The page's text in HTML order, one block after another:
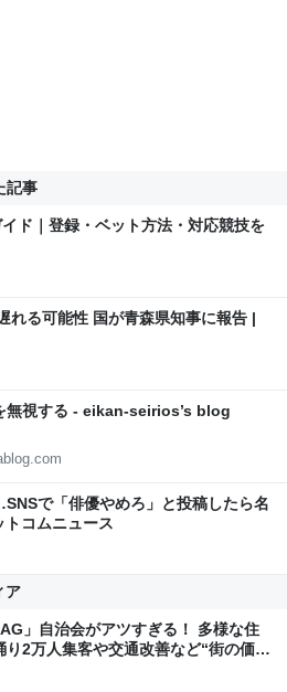
記事
ド｜登録・ベット方法・対応競技を
れる可能性 国が青森県知事に報告 |
無視する - eikan-seirios’s blog
で「俳優やめろ」と投稿したら名
コムニュース
ア
」自治会がアツすぎる！ 多様な住
2万人集客や交通改善など“街の価値